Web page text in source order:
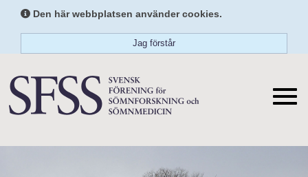
Den här webbplatsen använder cookies.
Jag förstår